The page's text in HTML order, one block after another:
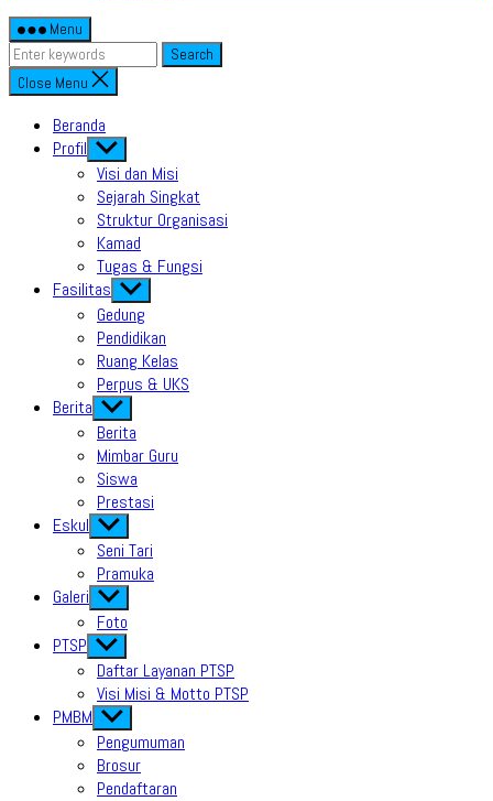
Menu
Search
Close Menu
Beranda
Profil Show
sub
menu
Visi dan Misi
Sejarah Singkat
Struktur Organisasi
Kamad
Tugas & Fungsi
Fasilitas Show
sub
menu
Gedung
Pendidikan
Ruang Kelas
Perpus & UKS
Berita Show
sub
menu
Berita
Mimbar Guru
Siswa
Prestasi
Eskul Show
sub
menu
Seni Tari
Pramuka
Galeri Show
sub
menu
Foto
PTSP Show
sub
menu
Daftar Layanan PTSP
Visi Misi & Motto PTSP
PMBM Show
sub
menu
Pengumuman
Brosur
Pendaftaran